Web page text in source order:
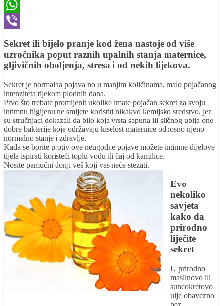
Messenger
WhatsApp
Sekret ili bijelo pranje kod žena nastoje od više
uzročnika poput raznih upalnih stanja maternice,
gljivičnih oboljenja, stresa i od nekih lijekova.
Sekret je normalna pojava no u manjim količinama, malo pojačanog
intenziteta tijekom plodnih dana.
Prvo što trebate promijenit ukoliko imate pojačan sekret za svoju
intimnu higijenu ne smijete koristiti nikakvo kemijsko sredstvo, jer
su stručnjaci dokazali da bilo koja vrsta sapuna ili sličnog ubija one
dobre bakterije koje održavaju kiselost maternice odnosno njeno
normalno stanje i zdravlje.
Kada se borite protiv ove neugodne pojave možete intimne dijelove
tijela ispirati koristeći toplu vodu ili čaj od kamilice.
Nosite pamučni donji veš koji vas neće stezati.
Evo
nekoliko
savjeta
kako da
prirodno
liječite
sekret
U prirodno
maslinovo ili
suncokretovo
ulje obavezno